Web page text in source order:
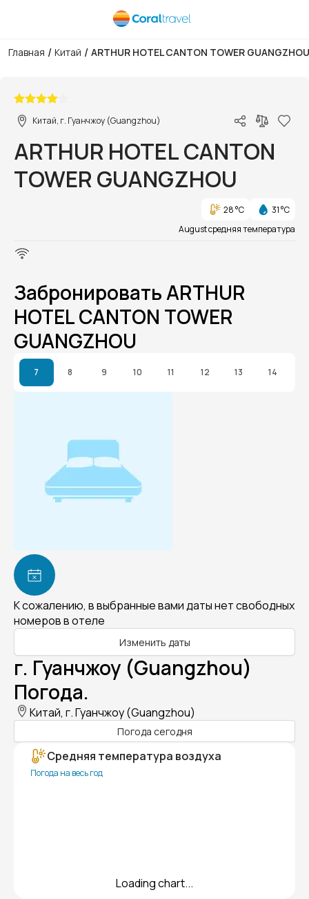
Главная / Китай / ARTHUR HOTEL CANTON TOWER GUANGZHOU
Китай, г. Гуанчжоу (Guangzhou)
ARTHUR HOTEL CANTON
TOWER GUANGZHOU
28 °C
31 °C
August средняя температура
Забронировать ARTHUR
HOTEL CANTON TOWER
GUANGZHOU
7 8 9 10 11 12 13 14
К сожалению, в выбранные вами даты нет свободных
номеров в отеле
Изменить даты
г. Гуанчжоу (Guangzhou)
Погода.
Китай, г. Гуанчжоу (Guangzhou)
Погода сегодня
Средняя температура воздуха
Погода на весь год
Loading chart...